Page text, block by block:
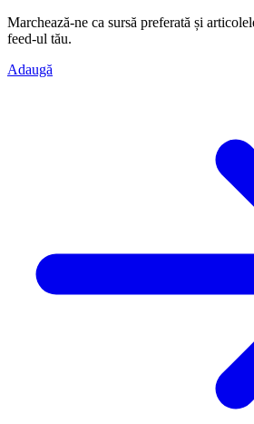
Marchează-ne ca sursă preferată și
feed-ul tău.
Adaugă